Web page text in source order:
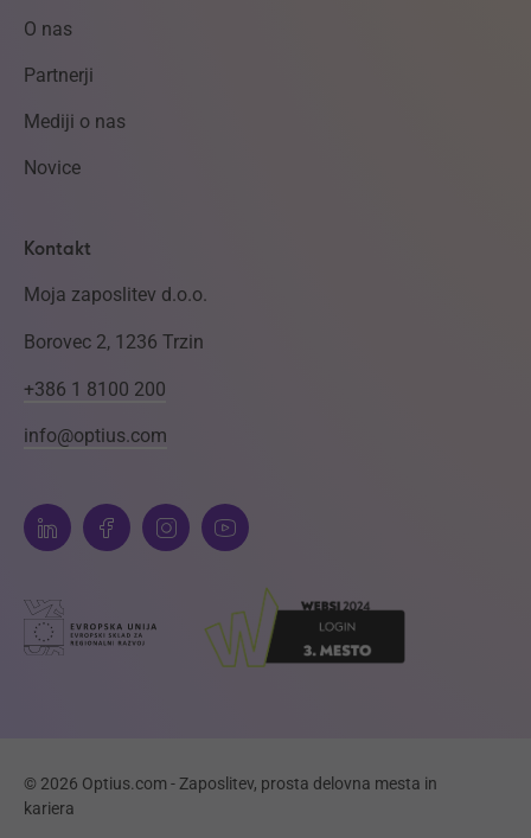
O nas
Partnerji
Mediji o nas
Novice
Kontakt
Moja zaposlitev d.o.o.
Borovec 2, 1236 Trzin
+386 1 8100 200
info@optius.com
© 2026 Optius.com - Zaposlitev, prosta delovna mesta in
kariera